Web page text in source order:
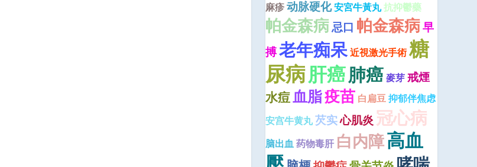
麻疹动脉硬化安宮牛黃丸抗抑鬱藥
帕金森病忌口 帕金森病早
搏老年痴呆近視激光手術糖
尿病肝癌肺癌麥芽戒煙
水痘 血脂疫苗 白扁豆抑郁伴焦虑
安宫牛黄丸芡实心肌炎 冠心病
脑出血药物毒肝 白内障高血